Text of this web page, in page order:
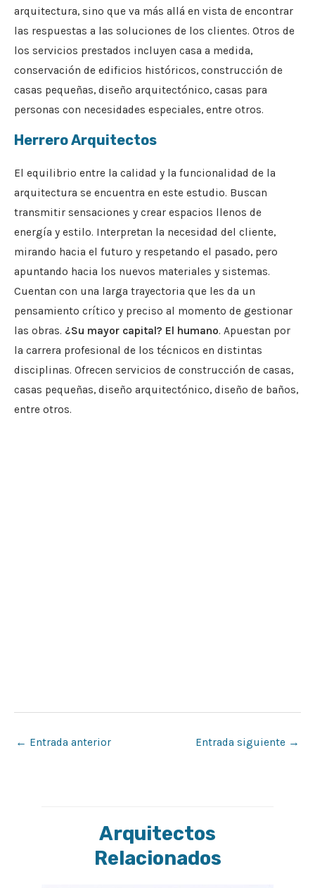
arquitectura, sino que va más allá en vista de encontrar
las respuestas a las soluciones de los clientes. Otros de
los servicios prestados incluyen casa a medida,
conservación de edificios históricos, construcción de
casas pequeñas, diseño arquitectónico, casas para
personas con necesidades especiales, entre otros.
Herrero Arquitectos
El equilibrio entre la calidad y la funcionalidad de la
arquitectura se encuentra en este estudio. Buscan
transmitir sensaciones y crear espacios llenos de
energía y estilo. Interpretan la necesidad del cliente,
mirando hacia el futuro y respetando el pasado, pero
apuntando hacia los nuevos materiales y sistemas.
Cuentan con una larga trayectoria que les da un
pensamiento crítico y preciso al momento de gestionar
las obras. ¿Su mayor capital? El humano. Apuestan por
la carrera profesional de los técnicos en distintas
disciplinas. Ofrecen servicios de construcción de casas,
casas pequeñas, diseño arquitectónico, diseño de baños,
entre otros.
← Entrada anterior Entrada siguiente →
Arquitectos
Relacionados